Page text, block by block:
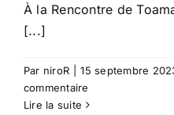
À la Rencontre de
[...]
Par niroR 15 septembre
commentaire
Lire la suite